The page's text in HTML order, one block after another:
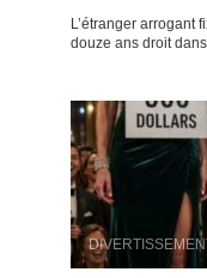
L’étranger arrogant
douze ans droit